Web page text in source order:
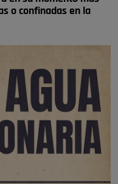
o confinadas en la